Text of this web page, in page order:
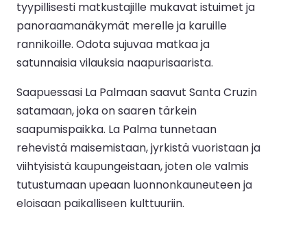
tyypillisesti matkustajille mukavat istuimet ja
panoraamanäkymät merelle ja karuille
rannikoille. Odota sujuvaa matkaa ja
satunnaisia vilauksia naapurisaarista.
Saapuessasi La Palmaan saavut Santa Cruzin
satamaan, joka on saaren tärkein
saapumispaikka. La Palma tunnetaan
rehevistä maisemistaan, jyrkistä vuoristaan ja
viihtyisistä kaupungeistaan, joten ole valmis
tutustumaan upeaan luonnonkauneuteen ja
eloisaan paikalliseen kulttuuriin.